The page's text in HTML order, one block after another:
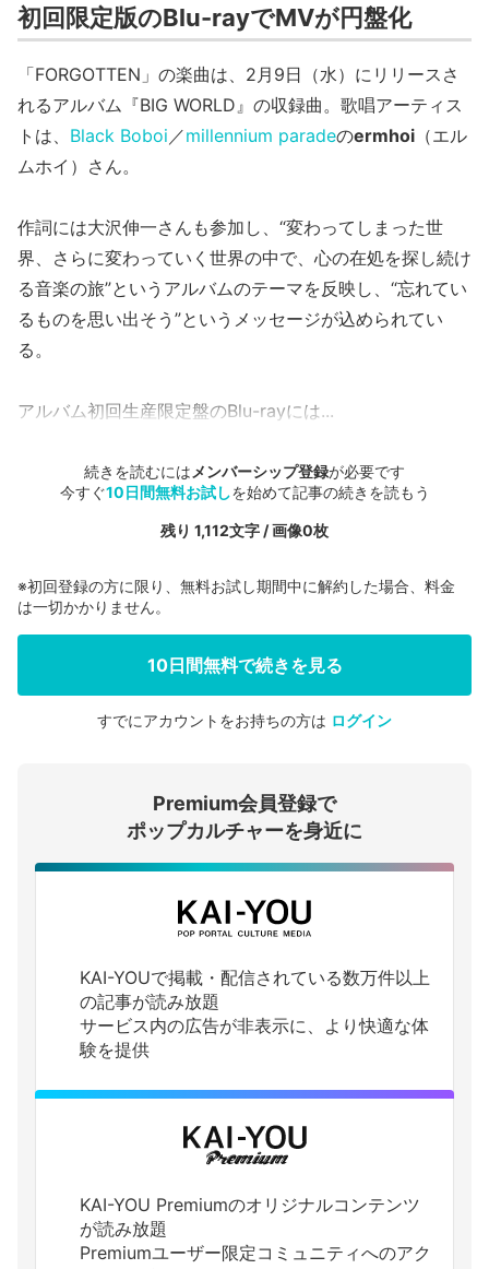
初回限定版のBlu-rayでMVが円盤化
「FORGOTTEN」の楽曲は、2月9日（水）にリリースさ
れるアルバム『BIG WORLD』の収録曲。歌唱アーティス
トは、 Black Boboi ／millennium paradeのermhoi （エル
ムホイ）さん。
作詞には大沢伸一さんも参加し、“変わってしまった世
界、さらに変わっていく世界の中で、心の在処を探し続け
る音楽の旅”というアルバムのテーマを反映し、“忘れてい
るものを思い出そう”というメッセージが込められてい
る。
アルバム初回生産限定盤のBlu-rayには...
続きを読むには メンバーシップ登録が必要です
今すぐ10日間無料お試しを始めて記事の続きを読もう
残り 1,112文字 / 画像0枚
会員登録する
ログインする
※初回登録の方に限り、無料お試し期間中に解約した場合、料金
は一切かかりません。
10日間無料で続きを見る
すでにアカウントをお持ちの方は ログイン
Premium会員登録で
ポップカルチャーを身近に
KAI-YOUで掲載・配信されている数万件以上
の記事が読み放題
サービス内の広告が非表示に、より快適な体
験を提供
KAI-YOU Premiumのオリジナルコンテンツ
が読み放題
Premiumユーザー限定コミュニティへのアク